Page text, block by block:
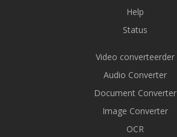
Help
Status
Video converteerder
Audio Converter
Document Converter
Image Converter
OCR